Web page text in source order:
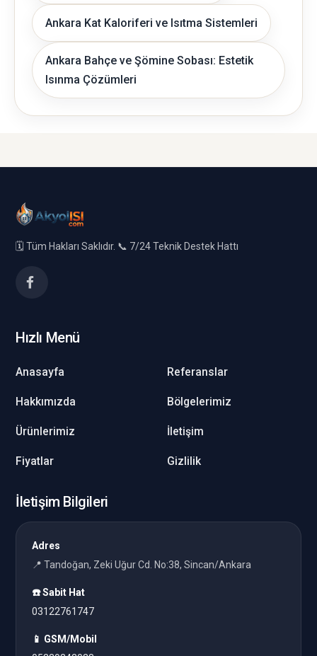
Ankara Kat Kaloriferi ve Isıtma Sistemleri
Ankara Bahçe ve Şömine Sobası: Estetik
Isınma Çözümleri
🗓️ Tüm Hakları Saklıdır. 📞 7/24 Teknik Destek Hattı
Hızlı Menü
Anasayfa
Hakkımızda
Ürünlerimiz
Fiyatlar
Referanslar
Bölgelerimiz
İletişim
Gizlilik
İletişim Bilgileri
Adres
📍 Tandoğan, Zeki Uğur Cd. No:38, Sincan/Ankara
☎️ Sabit Hat
03122761747
📱 GSM/Mobil